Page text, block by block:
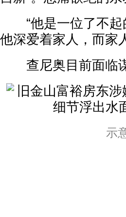
“他是一位了不起
他深爱着家人，而家
查尼奥目前面临谋
示